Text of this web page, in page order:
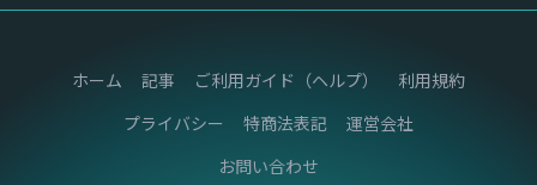
ホーム 記事 ご利用ガイド（ヘルプ）
利用規約
プライバシー
特商法表記
運営会社
お問い合わせ